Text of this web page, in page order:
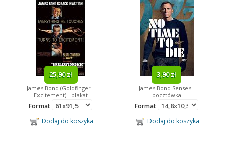
25,90 zł
James Bond (Goldfinger -
Excitement) - plakat
Format
Dodaj do koszyka
3,90 zł
James Bond Senses -
pocztówka
Format
Dodaj do koszyka